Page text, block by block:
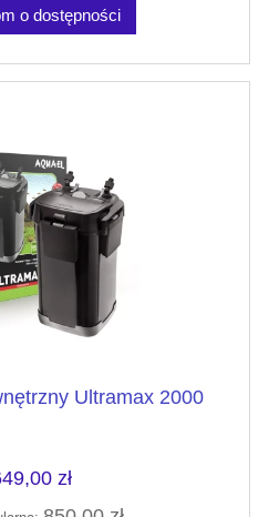
o dostępności
Ultramax 2000
zł